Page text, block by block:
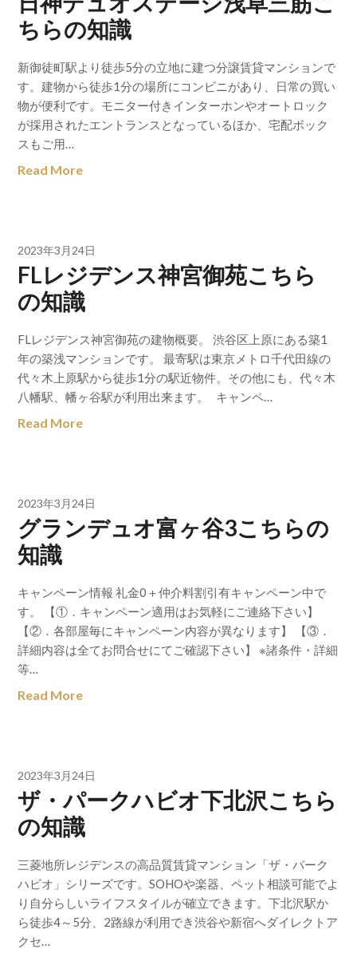
ちらの知識
新御徒町駅より徒歩5分の立地に建つ分譲賃貸マンションで
す。建物から徒歩1分の場所にコンビニがあり、日常の買い
物が便利です。モニター付きインターホンやオートロック
が採用されたエントランスとなっているほか、宅配ボック
スもご用…
Read More
2023年3月24日
FLレジデンス神宮御苑こちら
の知識
FLレジデンス神宮御苑の建物概要。 渋谷区上原にある築1
年の築浅マンションです。 最寄駅は東京メトロ千代田線の
代々木上原駅から徒歩1分の駅近物件。その他にも、代々木
八幡駅、幡ヶ谷駅が利用出来ます。 キャンペ…
Read More
2023年3月24日
グランデュオ富ヶ谷3こちらの
知識
キャンペーン情報 礼金0＋仲介料割引有キャンペーン中で
す。 【①．キャンペーン適用はお気軽にご連絡下さい】
【②．各部屋毎にキャンペーン内容が異なります】 【③．
詳細内容は全てお問合せにてご確認下さい】 ※諸条件・詳細
等…
Read More
2023年3月24日
ザ・パークハビオ下北沢こちら
の知識
三菱地所レジデンスの高品質賃貸マンション「ザ・パーク
ハビオ」シリーズです。SOHOや楽器、ペット相談可能でよ
り自分らしいライフスタイルが確立できます。下北沢駅か
ら徒歩4～5分、2路線が利用でき渋谷や新宿へダイレクトア
クセ…